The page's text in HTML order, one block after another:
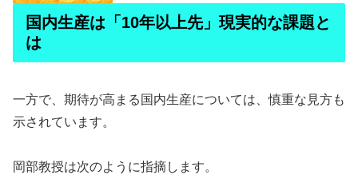
国内生産は「10年以上先」現実的な課題と
は
一方で、期待が高まる国内生産については、慎重な見方も
示されています。
岡部教授は次のように指摘します。